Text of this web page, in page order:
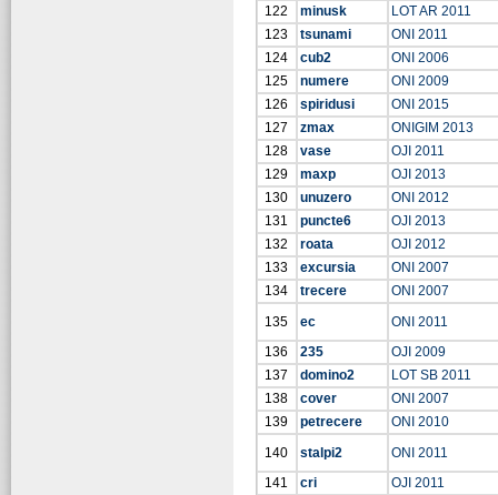
122
minusk
LOT AR 2011
123
tsunami
ONI 2011
124
cub2
ONI 2006
125
numere
ONI 2009
126
spiridusi
ONI 2015
127
zmax
ONIGIM 2013
128
vase
OJI 2011
129
maxp
OJI 2013
130
unuzero
ONI 2012
131
puncte6
OJI 2013
132
roata
OJI 2012
133
excursia
ONI 2007
134
trecere
ONI 2007
135
ec
ONI 2011
136
235
OJI 2009
137
domino2
LOT SB 2011
138
cover
ONI 2007
139
petrecere
ONI 2010
140
stalpi2
ONI 2011
141
cri OJI 2011